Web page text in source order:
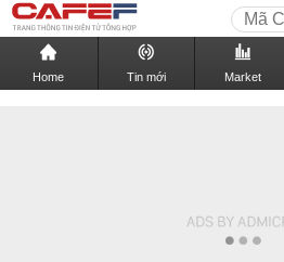
Home Tin mới Market